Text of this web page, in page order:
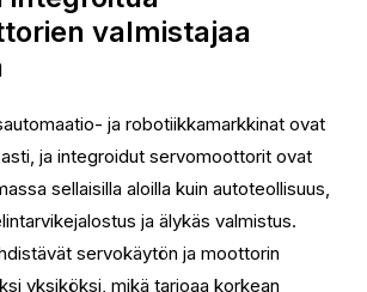
valmistajaa
ja robotiikkamarkkinat ovat
ja integroidut servomoottorit ovat
sellaisilla aloilla kuin autoteollisuus,
ja älykäs valmistus.
servokäytön ja moottorin
yksiköksi, mikä tarjoaa korkean